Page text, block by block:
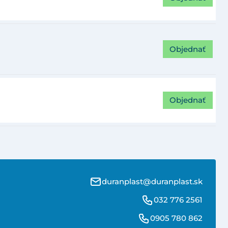
Objednať
Objednať
duranplast@duranplast.sk
032 776 2561
0905 780 862